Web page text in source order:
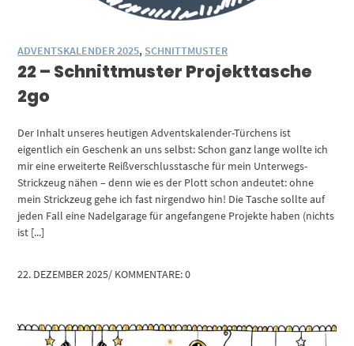
ADVENTSKALENDER 2025, SCHNITTMUSTER
22 – Schnittmuster Projekttasche
2go
Der Inhalt unseres heutigen Adventskalender-Türchens ist
eigentlich ein Geschenk an uns selbst: Schon ganz lange wollte ich
mir eine erweiterte Reißverschlusstasche für mein Unterwegs-
Strickzeug nähen – denn wie es der Plott schon andeutet: ohne
mein Strickzeug gehe ich fast nirgendwo hin! Die Tasche sollte auf
jeden Fall eine Nadelgarage für angefangene Projekte haben (nichts
ist [...]
22. DEZEMBER 2025/ KOMMENTARE: 0